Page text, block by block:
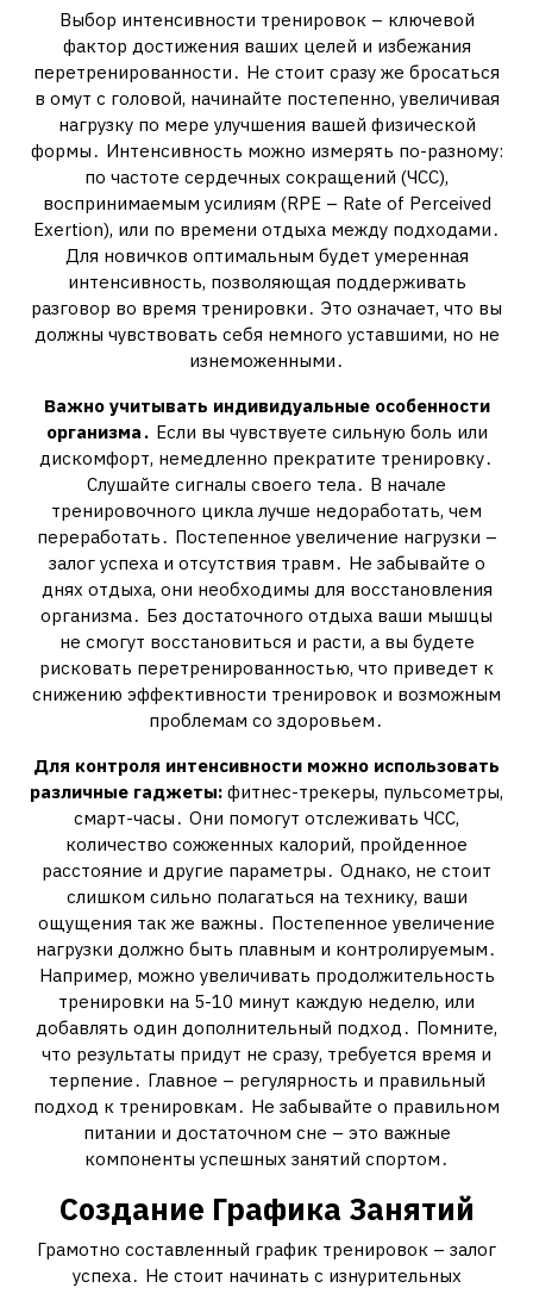
Выбор интенсивности тренировок – ключевой
фактор достижения ваших целей и избежания
перетренированности․ Не стоит сразу же бросаться
в омут с головой, начинайте постепенно, увеличивая
нагрузку по мере улучшения вашей физической
формы․ Интенсивность можно измерять по-разному:
по частоте сердечных сокращений (ЧСС),
воспринимаемым усилиям (RPE – Rate of Perceived
Exertion), или по времени отдыха между подходами․
Для новичков оптимальным будет умеренная
интенсивность, позволяющая поддерживать
разговор во время тренировки․ Это означает, что вы
должны чувствовать себя немного уставшими, но не
изнеможенными․
Важно учитывать индивидуальные особенности
организма․ Если вы чувствуете сильную боль или
дискомфорт, немедленно прекратите тренировку․
Слушайте сигналы своего тела․ В начале
тренировочного цикла лучше недоработать, чем
переработать․ Постепенное увеличение нагрузки –
залог успеха и отсутствия травм․ Не забывайте о
днях отдыха, они необходимы для восстановления
организма․ Без достаточного отдыха ваши мышцы
не смогут восстановиться и расти, а вы будете
рисковать перетренированностью, что приведет к
снижению эффективности тренировок и возможным
проблемам со здоровьем․
Для контроля интенсивности можно использовать
различные гаджеты: фитнес-трекеры, пульсометры,
смарт-часы․ Они помогут отслеживать ЧСС,
количество сожженных калорий, пройденное
расстояние и другие параметры․ Однако, не стоит
слишком сильно полагаться на технику, ваши
ощущения так же важны․ Постепенное увеличение
нагрузки должно быть плавным и контролируемым․
Например, можно увеличивать продолжительность
тренировки на 5-10 минут каждую неделю, или
добавлять один дополнительный подход․ Помните,
что результаты придут не сразу, требуется время и
терпение․ Главное – регулярность и правильный
подход к тренировкам․ Не забывайте о правильном
питании и достаточном сне – это важные
компоненты успешных занятий спортом․
Создание Графика Занятий
Грамотно составленный график тренировок – залог
успеха․ Не стоит начинать с изнурительных